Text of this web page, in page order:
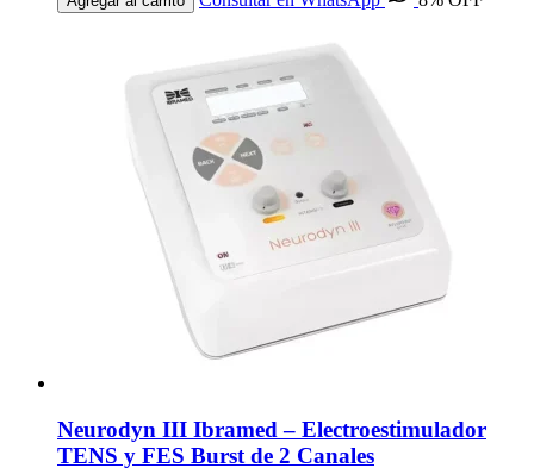
Neurodyn III Ibramed – Electroestimulador
TENS y FES Burst de 2 Canales